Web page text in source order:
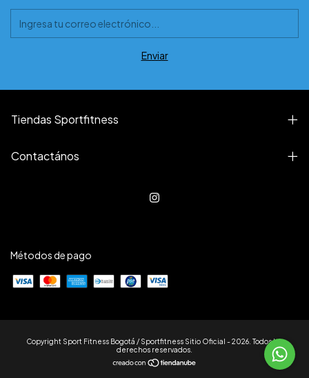
Tiendas Sportfitness
Contactános
Métodos de pago
Copyright Sport Fitness Bogotá / Sportfitness Sitio Oficial - 2026. Todos los
derechos reservados.